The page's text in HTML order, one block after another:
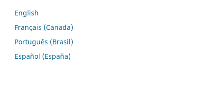
English
Français (Canada)
Português (Brasil)
Español (España)